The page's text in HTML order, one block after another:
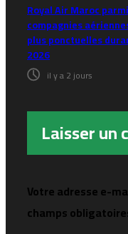
Royal Air Maroc
compagnies
plus ponctuelles
2026
il y a 2 jours
Laisser un
Votre adresse e-
champs